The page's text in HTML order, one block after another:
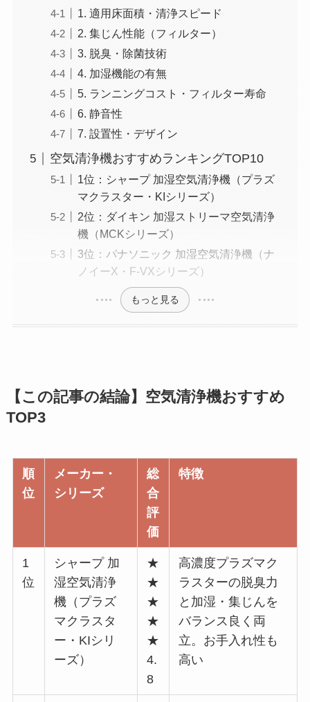
1. 適用床面積・清浄スピード
2. 集じん性能（フィルター）
3. 脱臭・除菌技術
4. 加湿機能の有無
5. ランニングコスト・フィルター寿命
6. 静音性
7. 設置性・デザイン
空気清浄機おすすめランキングTOP10
1位：シャープ 加湿空気清浄機（プラズ
マクラスター・KIシリーズ）
2位：ダイキン 加湿ストリーマ空気清浄
機（MCKシリーズ）
3位：パナソニック 加湿空気清浄機（ナ
ノイーX・F-VXシリーズ）
もっと見る
【この記事の結論】空気清浄機おすすめ
TOP3
順
位
メーカー・
シリーズ
総
合
評
価
特徴
1
位
シャープ 加
湿空気清浄
機（プラズ
マクラスタ
ー・KIシリ
ーズ）
★
★
★
★
★
4.
8
高濃度プラズマク
ラスターの脱臭力
と加湿・集じんを
バランス良く両
立。お手入れ性も
高い